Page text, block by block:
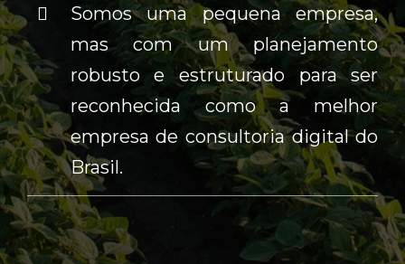
Somos uma pequena empresa,
mas com um planejamento
robusto e estruturado para ser
reconhecida como a melhor
empresa de consultoria digital do
Brasil.